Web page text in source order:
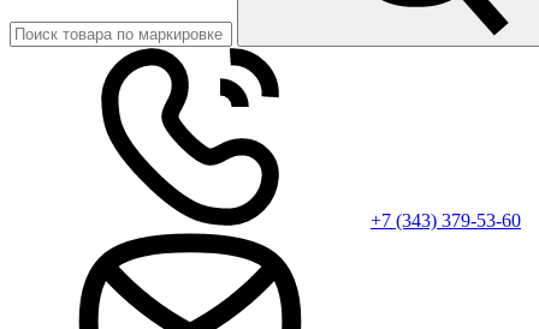
+7 (343) 379-53-60